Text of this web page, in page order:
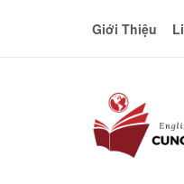
Giới Thiệu